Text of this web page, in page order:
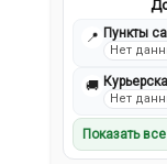
📍 Пункты
Нет
🚚
Нет
Показать